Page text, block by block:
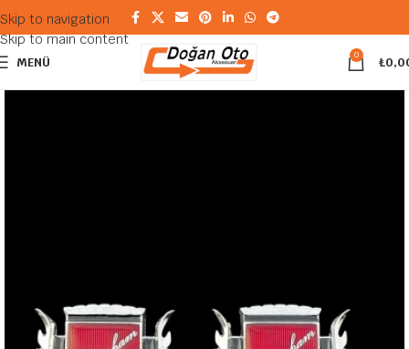
Skip to navigation
Skip to main content
MENÜ 0 ₺